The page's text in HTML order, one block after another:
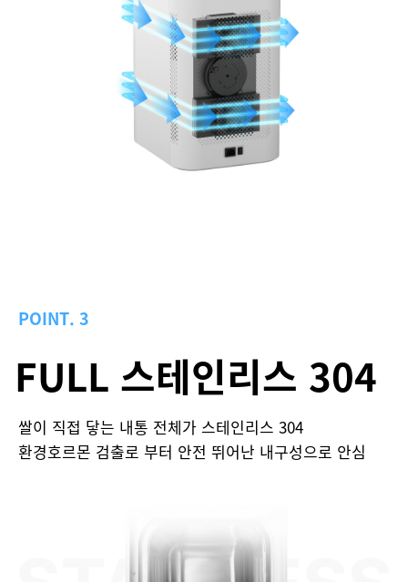
POINT. 3
FULL 스테인리스 304
쌀이 직접 닿는 내통 전체가 스테인리스 304
환경호르몬 검출로 부터 안전 뛰어난 내구성으로 안심